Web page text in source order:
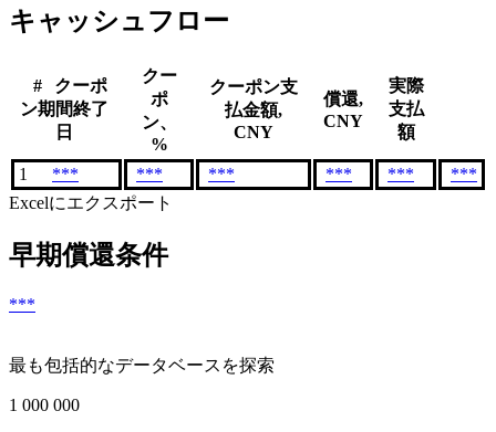
キャッシュフロー
#
クーポ
ン期間終了
日
クー
ポ
ン、
%
クーポン支
払金額,
CNY
償還,
CNY
実際
支払
額
1 *** *** *** *** ***
***
Excelにエクスポート
早期償還条件
***
最も包括的なデータベースを探索
1 000 000